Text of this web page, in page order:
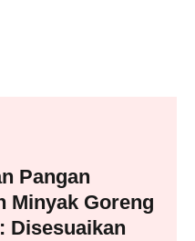
Pangan
Minyak Goreng
Disesuaikan